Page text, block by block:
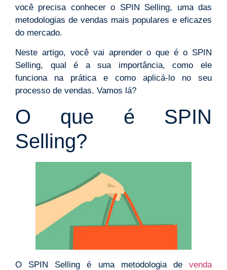
você precisa conhecer o SPIN Selling, uma das
metodologias de vendas mais populares e eficazes
do mercado.
Neste artigo, você vai aprender o que é o SPIN
Selling, qual é a sua importância, como ele
funciona na prática e como aplicá-lo no seu
processo de vendas. Vamos lá?
O que é SPIN
Selling?
O SPIN Selling é uma metodologia de venda